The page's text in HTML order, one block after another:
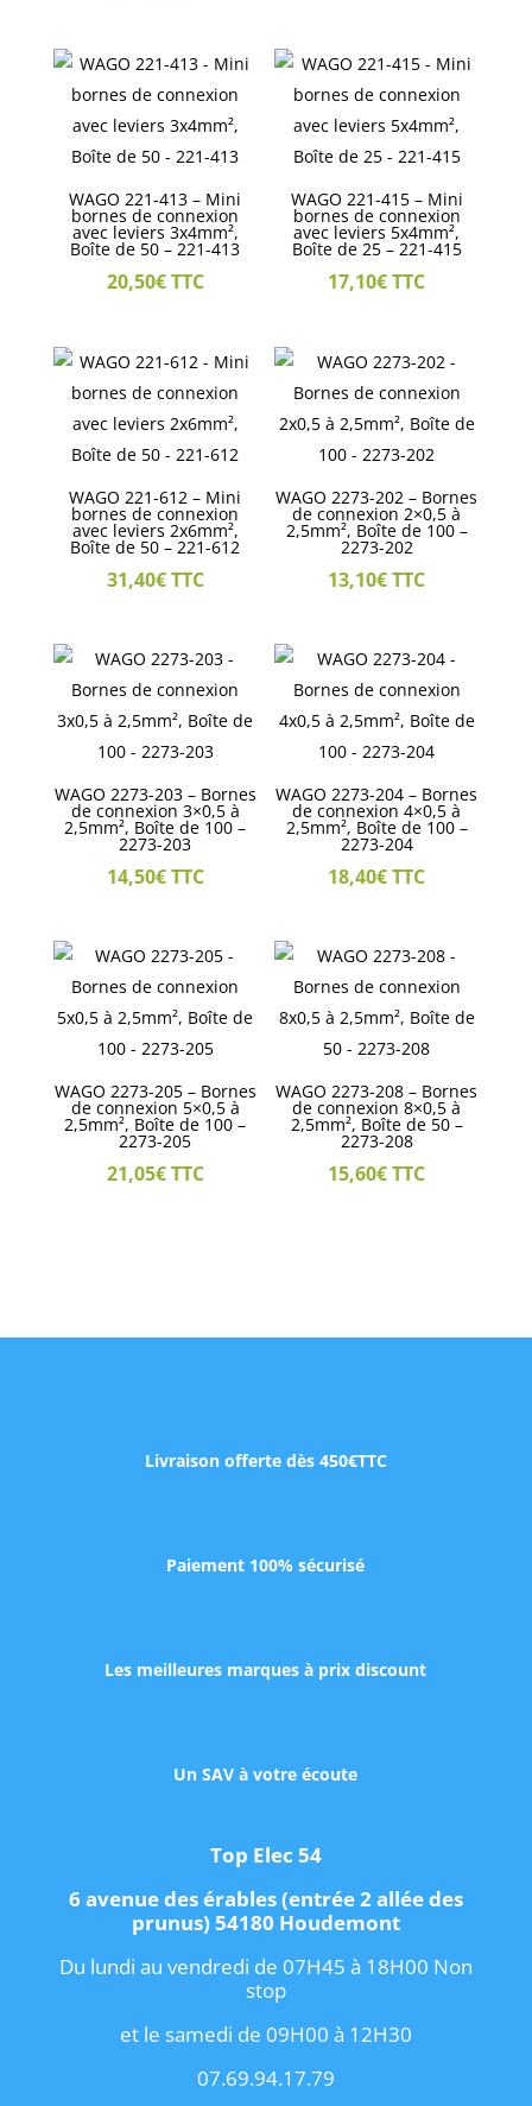
WAGO 221-413 – Mini
bornes de connexion
avec leviers 3x4mm²,
Boîte de 50 – 221-413
20,50€TTC
WAGO 221-415 – Mini
bornes de connexion
avec leviers 5x4mm²,
Boîte de 25 – 221-415
17,10€TTC
WAGO 221-612 – Mini
bornes de connexion
avec leviers 2x6mm²,
Boîte de 50 – 221-612
31,40€TTC
WAGO 2273-202 – Bornes
de connexion 2×0,5 à
2,5mm², Boîte de 100 –
2273-202
13,10€TTC
WAGO 2273-203 – Bornes
de connexion 3×0,5 à
2,5mm², Boîte de 100 –
2273-203
14,50€TTC
WAGO 2273-204 – Bornes
de connexion 4×0,5 à
2,5mm², Boîte de 100 –
2273-204
18,40€TTC
WAGO 2273-205 – Bornes
de connexion 5×0,5 à
2,5mm², Boîte de 100 –
2273-205
21,05€TTC
WAGO 2273-208 – Bornes
de connexion 8×0,5 à
2,5mm², Boîte de 50 –
2273-208
15,60€TTC
Livraison offerte dès 450€TTC
Paiement 100% sécurisé
Les meilleures marques à prix discount
Un SAV à votre écoute
Top Elec 54
6 avenue des érables (entrée 2 allée des
prunus) 54180 Houdemont
Du lundi au vendredi de 07H45 à 18H00 Non
stop
et le samedi de 09H00 à 12H30
07.69.94.17.79